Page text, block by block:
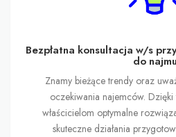
Bezpłatna konsultacja w/s
do najmu
Znamy bieżące trendy oraz
oczekiwania najemców.
właścicielom optymalne
skuteczne działania